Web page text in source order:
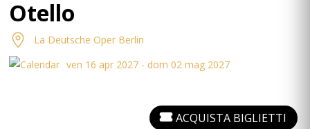
Otello
La Deutsche Oper Berlin
ven 16 apr 2027 - dom 02 mag 2027
ACQUISTA BIGLIETTI